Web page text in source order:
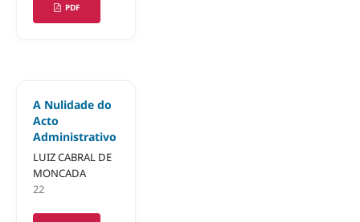
PDF
A Nulidade do
Acto
Administrativo
LUIZ CABRAL DE
MONCADA
22